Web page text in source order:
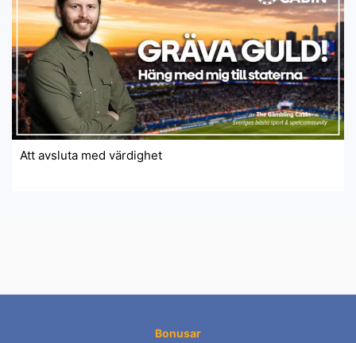
Att avsluta med värdighet
Bonusar